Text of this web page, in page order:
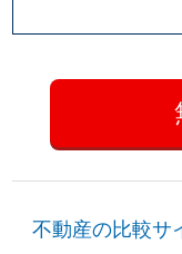
不動産の比較サ